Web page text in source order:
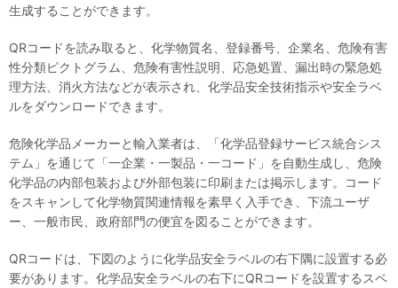
生成することができます。
QRコードを読み取ると、化学物質名、登録番号、企業名、危険有害
性分類ピクトグラム、危険有害性説明、応急処置、漏出時の緊急処
理方法、消火方法などが表示され、化学品安全技術指示や安全ラベ
ルをダウンロードできます。
危険化学品メーカーと輸入業者は、「化学品登録サービス統合シス
テム」を通じて「一企業・一製品・一コード」を自動生成し、危険
化学品の内部包装および外部包装に印刷または掲示します。コード
をスキャンして化学物質関連情報を素早く入手でき、下流ユーザ
ー、一般市民、政府部門の便宜を図ることができます。
QRコードは、下図のように化学品安全ラベルの右下隅に設置する必
要があります。化学品安全ラベルの右下にQRコードを設置するスペ